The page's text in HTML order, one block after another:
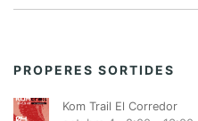
PROPERES SORTIDES
Kom Trail El Corredor